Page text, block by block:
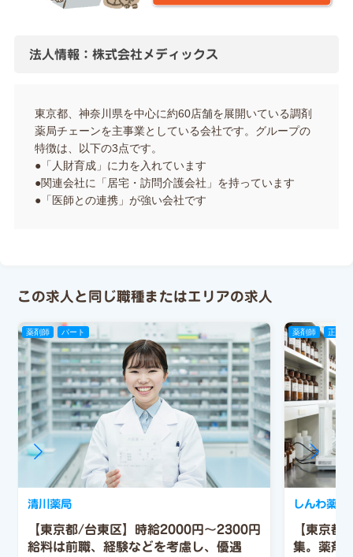
法人情報：株式会社メディックス
東京都、神奈川県を中心に約60店舗を展開いている調剤
薬局チェーンを主事業としている会社です。グループの
特徴は、以下の3点です。
●「人財育成」に力を入れています
●関連会社に「居宅・訪問介護会社」を持っています
●「医師との連携」が強い会社です
この求人と同じ職種またはエリアの求人
薬剤師 パート
【東京都/台東区】時給2000円～2300円
給料は前職、経験などを考慮し、優遇
清川薬局
薬剤師 正社員
【東京都
集。薬剤
しんわ薬局